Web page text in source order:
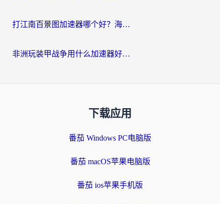
打江南百景图加速器哪个好？海外党踩坑N次后，终于找到不卡的秘诀
非洲玩装甲战争用什么加速器好？海外党亲测有效的国服游戏加速方案
下载应用
番茄 Windows PC电脑版
番茄 macOS苹果电脑版
番茄 ios苹果手机版